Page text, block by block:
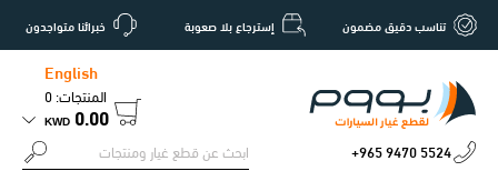
تناسب دقيق مضمون إسترجاع بلا صعوبة خبرائنا متواجدون
English
+965 9470 5524
المنتجات: 0
0.00
KWD